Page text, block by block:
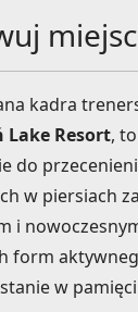
kadra
Lake Resort,
do
w piersiach
i
form
w